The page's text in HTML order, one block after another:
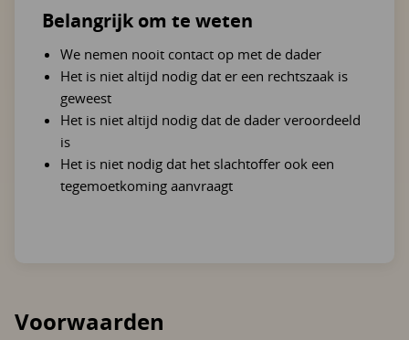
Belangrijk om te weten
We nemen nooit contact op met de dader
Het is niet altijd nodig dat er een rechtszaak is
geweest
Het is niet altijd nodig dat de dader veroordeeld
is
Het is niet nodig dat het slachtoffer ook een
tegemoetkoming aanvraagt
Voorwaarden